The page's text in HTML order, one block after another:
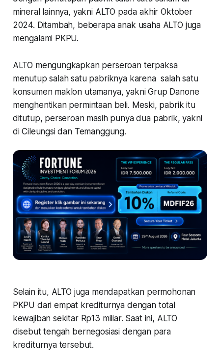
mineral lainnya, yakni ALTO pada akhir Oktober
2024. Ditambah, beberapa anak usaha ALTO juga
mengalami PKPU.
ALTO mengungkapkan perseroan terpaksa
menutup salah satu pabriknya karena salah satu
konsumen maklon utamanya, yakni Grup Danone
menghentikan permintaan beli. Meski, pabrik itu
ditutup, perseroan masih punya dua pabrik, yakni
di Cileungsi dan Temanggung.
Selain itu, ALTO juga mendapatkan permohonan
PKPU dari empat krediturnya dengan total
kewajiban sekitar Rp13 miliar. Saat ini, ALTO
disebut tengah bernegosiasi dengan para
krediturnya tersebut.